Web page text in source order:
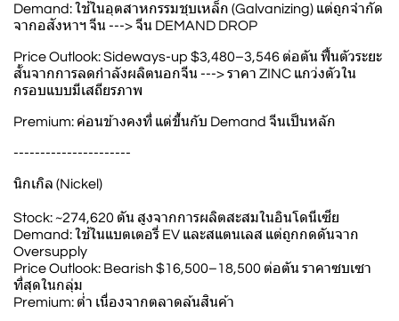
Demand: ใช้ในอุตสาหกรรมชุบเหล็ก (Galvanizing) แต่ถูกจำกัด
จากอสังหาฯ จีน ---> จีน DEMAND DROP
Price Outlook: Sideways-up $3,480–3,546 ต่อตัน ฟื้นตัวระยะ
สั้นจากการลดกำลังผลิตนอกจีน ---> ราคา ZINC แกว่งตัวใน
กรอบแบบมีเสถียรภาพ
Premium: ค่อนข้างคงที่ แต่ขึ้นกับ Demand จีนเป็นหลัก
----------------------
นิกเกิล (Nickel)
Stock: ~274,620 ตัน สูงจากการผลิตสะสมในอินโดนีเซีย
Demand: ใช้ในแบตเตอรี่ EV และสแตนเลส แต่ถูกกดดันจาก
Oversupply
Price Outlook: Bearish $16,500–18,500 ต่อตัน ราคาซบเซา
ที่สุดในกลุ่ม
Premium: ต่ำ เนื่องจากตลาดล้นสินค้า